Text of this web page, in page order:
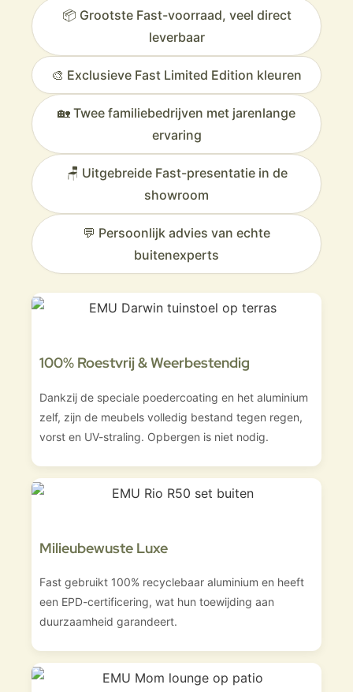
📦 Grootste Fast-voorraad, veel direct
leverbaar
🎨 Exclusieve Fast Limited Edition kleuren
🏡 Twee familiebedrijven met jarenlange
ervaring
🪑 Uitgebreide Fast-presentatie in de
showroom
💬 Persoonlijk advies van echte
buitenexperts
100% Roestvrij & Weerbestendig
Dankzij de speciale poedercoating en het aluminium
zelf, zijn de meubels volledig bestand tegen regen,
vorst en UV-straling. Opbergen is niet nodig.
Milieubewuste Luxe
Fast gebruikt 100% recyclebaar aluminium en heeft
een EPD-certificering, wat hun toewijding aan
duurzaamheid garandeert.